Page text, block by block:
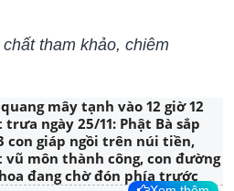
tham khảo, chiêm
mây tạnh vào 12 giờ 12
ngày 25/11: Phật Bà sắp
con giáp ngồi trên núi tiền,
môn thành công, con đường
đang chờ đón phía trước